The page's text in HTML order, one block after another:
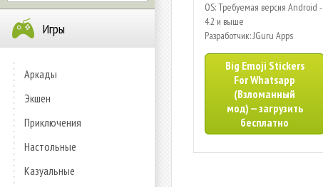
Игры
Аркады
Экшен
Приключения
Настольные
Казуальные
OS: Требуемая версия Android -
4.2 и выше
Разработчик: JGuru Apps
Big Emoji Stickers
For Whatsapp
(Взломанный
мод) — загрузить
бесплатно